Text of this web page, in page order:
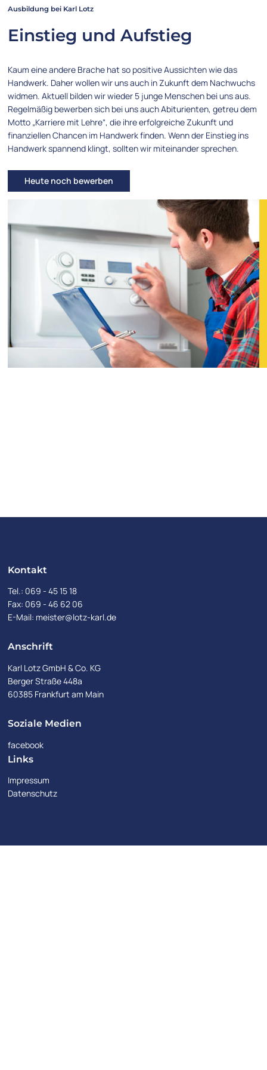
Ausbildung bei Karl Lotz
Einstieg und Aufstieg
Kaum eine andere Brache hat so positive Aussichten wie das
Handwerk. Daher wollen wir uns auch in Zukunft dem Nachwuchs
widmen. Aktuell bilden wir wieder 5 junge Menschen bei uns aus.
Regelmäßig bewerben sich bei uns auch Abiturienten, getreu dem
Motto „Karriere mit Lehre“, die ihre erfolgreiche Zukunft und
finanziellen Chancen im Handwerk finden. Wenn der Einstieg ins
Handwerk spannend klingt, sollten wir miteinander sprechen.
Heute noch bewerben
Kontakt
Tel.: 069 - 45 15 18
Fax: 069 - 46 62 06
E-Mail: meister@lotz-karl.de
Anschrift
Karl Lotz GmbH & Co. KG
Berger Straße 448a
60385 Frankfurt am Main
Soziale Medien
facebook
Links
Impressum
Datenschutz